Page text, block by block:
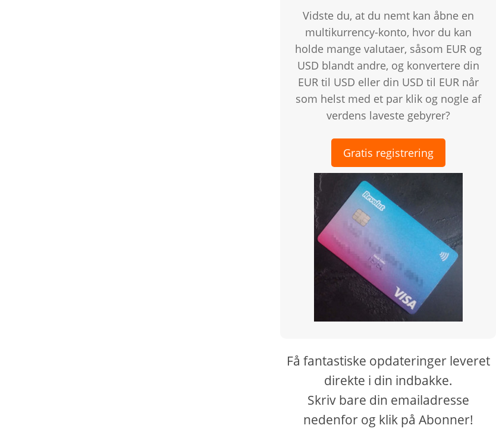
Vidste du, at du nemt kan åbne en
multikurrency-konto, hvor du kan
holde mange valutaer, såsom EUR og
USD blandt andre, og konvertere din
EUR til USD eller din USD til EUR når
som helst med et par klik og nogle af
verdens laveste gebyrer?
Gratis registrering
Få fantastiske opdateringer leveret
direkte i din indbakke.
Skriv bare din emailadresse
nedenfor og klik på Abonner!